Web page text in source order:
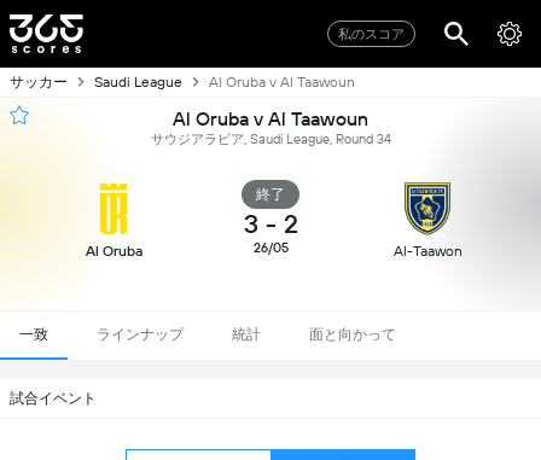
私のスコア
サッカー Saudi League Al Oruba v Al Taawoun
Al Oruba v Al Taawoun
サウジアラビア, Saudi League, Round 34
Al Oruba
終了
3 - 2
26/05 Al-Taawon
一致 ラインナップ 統計 面と向かって
試合イベント